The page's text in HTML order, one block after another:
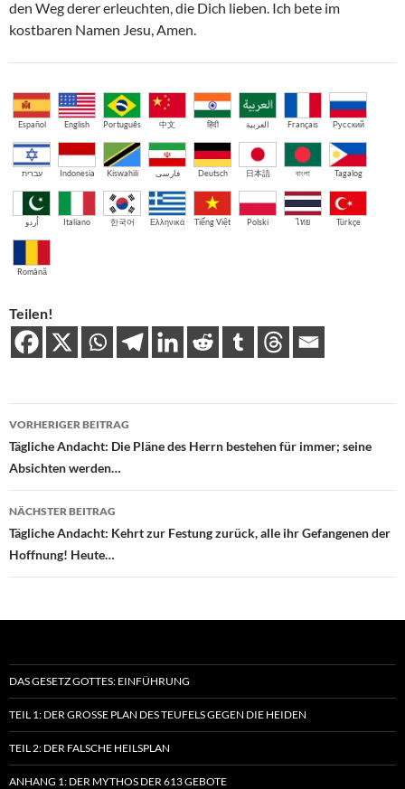
den Weg derer erleuchten, die Dich lieben. Ich bete im
kostbaren Namen Jesu, Amen.
Español English Português 中文 हिंदी العربية Français Русский
עברית Indonesia Kiswahili فارسی Deutsch 日本語 বাংলা Tagalog
اُردو Italiano 한국어 Ελληνικά Tiếng Việt Polski ไทย Türkçe
Română
Teilen!
Beitragsnavigation
VORHERIGER BEITRAG
Tägliche Andacht: Die Pläne des Herrn bestehen für immer; seine
Absichten werden…
NÄCHSTER BEITRAG
Tägliche Andacht: Kehrt zur Festung zurück, alle ihr Gefangenen der
Hoffnung! Heute…
DAS GESETZ GOTTES: EINFÜHRUNG
TEIL 1: DER GROSSE PLAN DES TEUFELS GEGEN DIE HEIDEN
TEIL 2: DER FALSCHE HEILSPLAN
ANHANG 1: DER MYTHOS DER 613 GEBOTE